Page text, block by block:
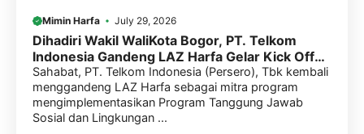
Mimin Harfa July 29, 2026
Dihadiri Wakil WaliKota Bogor, PT. Telkom
Indonesia Gandeng LAZ Harfa Gelar Kick Off
Meeting Program Pengentasan Stunting.
Sahabat, PT. Telkom Indonesia (Persero), Tbk kembali
menggandeng LAZ Harfa sebagai mitra program
mengimplementasikan Program Tanggung Jawab
Sosial dan Lingkungan ...